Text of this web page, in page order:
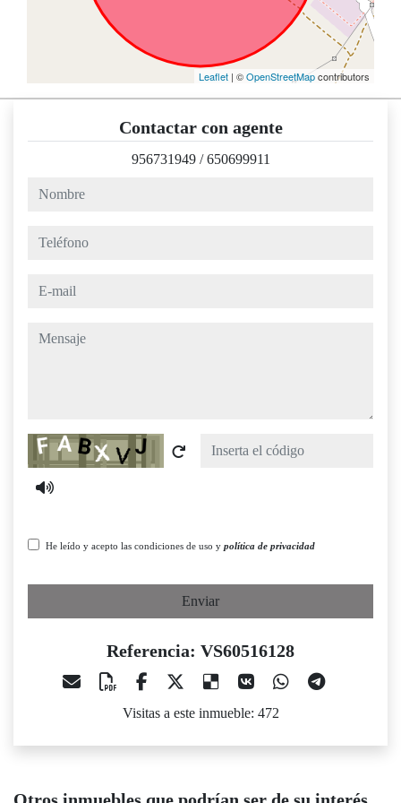
Leaflet | ©OpenStreetMapcontributors
Contactar con agente
956731949 /650699911
nombre
teléfono
e-mail
mensaje
Captcha
He leído y acepto las condiciones de uso y política de privacidad
Enviar
Referencia: VS60516128
Visitas a este inmueble: 472